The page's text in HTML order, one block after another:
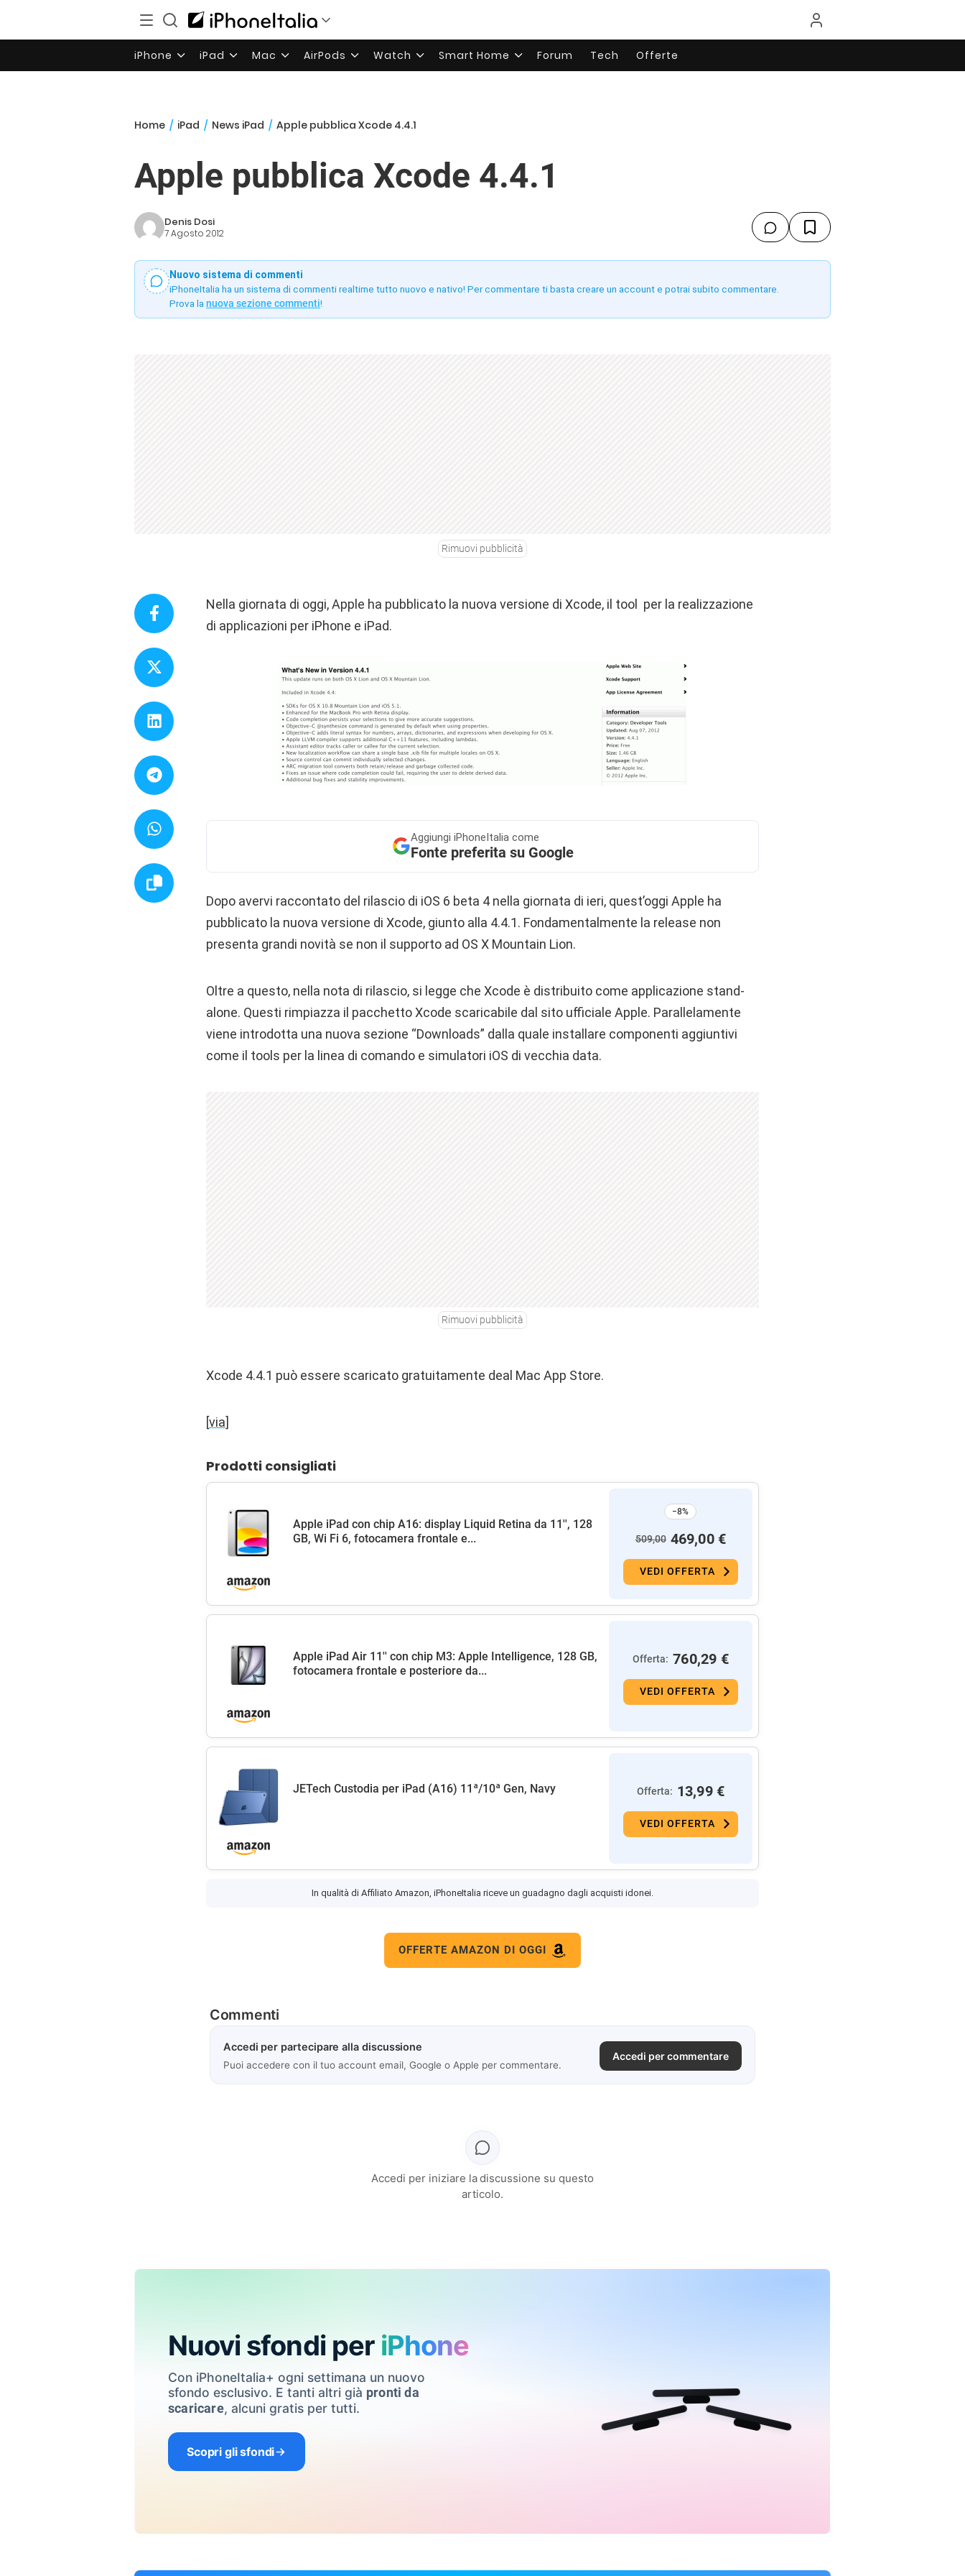
iPhone iPad Mac AirPods Watch Smart Home Forum Tech Offerte
Home / iPad / News iPad / Apple pubblica Xcode 4.4.1
Apple pubblica Xcode 4.4.1
Denis Dosi
7 Agosto 2012
Nuovo sistema di commenti
iPhoneItalia ha un sistema di commenti realtime tutto nuovo e nativo! Per commentare ti basta creare un account e potrai subito commentare.
Prova la nuova sezione commenti!
Rimuovi pubblicità
Nella giornata di oggi, Apple ha pubblicato la nuova versione di Xcode, il tool per la realizzazione
di applicazioni per iPhone e iPad.
Aggiungi iPhoneItalia come
Fonte preferita su Google
Dopo avervi raccontato del rilascio di iOS 6 beta 4 nella giornata di ieri, quest’oggi Apple ha
pubblicato la nuova versione di Xcode, giunto alla 4.4.1. Fondamentalmente la release non
presenta grandi novità se non il supporto ad OS X Mountain Lion.
Oltre a questo, nella nota di rilascio, si legge che Xcode è distribuito come applicazione stand-
alone. Questi rimpiazza il pacchetto Xcode scaricabile dal sito ufficiale Apple. Parallelamente
viene introdotta una nuova sezione “Downloads” dalla quale installare componenti aggiuntivi
come il tools per la linea di comando e simulatori iOS di vecchia data.
Rimuovi pubblicità
Xcode 4.4.1 può essere scaricato gratuitamente deal Mac App Store.
[via]
Prodotti consigliati
Apple iPad con chip A16: display Liquid Retina da 11'', 128
GB, Wi Fi 6, fotocamera frontale e...
−8%
509,00 469,00 €
VEDI OFFERTA
Apple iPad Air 11'' con chip M3: Apple Intelligence, 128 GB,
fotocamera frontale e posteriore da...
Offerta: 760,29 €
VEDI OFFERTA
JETech Custodia per iPad (A16) 11ª/10ª Gen, Navy Offerta: 13,99 €
VEDI OFFERTA
In qualità di Affiliato Amazon, iPhoneItalia riceve un guadagno dagli acquisti idonei.
OFFERTE AMAZON DI OGGI
Commenti
Accedi per partecipare alla discussione
Puoi accedere con il tuo account email, Google o Apple per commentare.
Accedi per commentare
Accedi per iniziare la discussione su questo
articolo.
Nuovi sfondi per iPhone
Con iPhoneItalia+ ogni settimana un nuovo
sfondo esclusivo. E tanti altri già pronti da
scaricare, alcuni gratis per tutti.
Scopri gli sfondi